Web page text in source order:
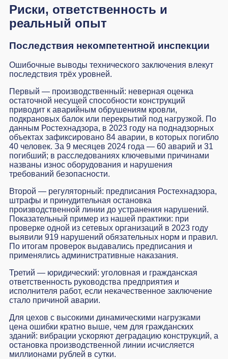
Риски, ответственность и
реальный опыт
Последствия некомпетентной инспекции
Ошибочные выводы технического заключения влекут
последствия трёх уровней.
Первый — производственный: неверная оценка
остаточной несущей способности конструкций
приводит к аварийным обрушениям кровли,
подкрановых балок или перекрытий под нагрузкой. По
данным Ростехнадзора, в 2023 году на поднадзорных
объектах зафиксировано 84 аварии, в которых погибло
40 человек. За 9 месяцев 2024 года — 60 аварий и 31
погибший; в расследованиях ключевыми причинами
названы износ оборудования и нарушения
требований безопасности.
Второй — регуляторный: предписания Ростехнадзора,
штрафы и принудительная остановка
производственной линии до устранения нарушений.
Показательный пример из нашей практики: при
проверке одной из сетевых организаций в 2023 году
выявили 919 нарушений обязательных норм и правил.
По итогам проверок выдавались предписания и
применялись административные наказания.
Третий — юридический: уголовная и гражданская
ответственность руководства предприятия и
исполнителя работ, если некачественное заключение
стало причиной аварии.
Для цехов с высокими динамическими нагрузками
цена ошибки кратно выше, чем для гражданских
зданий: вибрации ускоряют деградацию конструкций, а
остановка производственной линии исчисляется
миллионами рублей в сутки.